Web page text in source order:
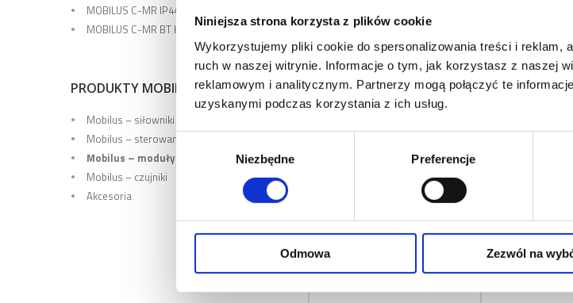
Niniejsza strona korzysta z plików cookie
Wykorzystujemy pliki cookie do spersonalizowania treści i reklam,
ruch w naszej witrynie. Informacje o tym, jak korzystasz z naszej
reklamowym i analitycznym. Partnerzy mogą połączyć te
uzyskanymi podczas korzystania z ich usług.
Wybór
Niezbędne Preferencje
Odmowa Zezwól na
MOBILUS C-ZR
MOBILUS C-MR IP44
MOBILUS C-MR BT HK
PRODUKTY MOBILUS
Mobilus – siłowniki
Mobilus – sterowanie
Mobilus – moduły
Mobilus – czujniki
Akcesoria